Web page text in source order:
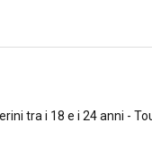
tra i 18 e i 24 anni -